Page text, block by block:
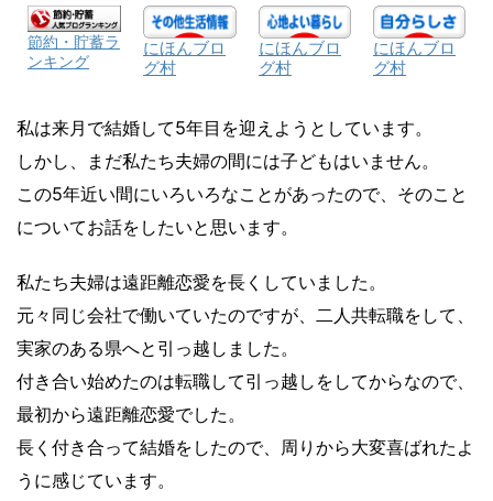
節約・貯蓄ラ
ンキング
にほんブロ
グ村
にほんブロ
グ村
にほんブロ
グ村
私は来月で結婚して5年目を迎えようとしています。
しかし、まだ私たち夫婦の間には子どもはいません。
この5年近い間にいろいろなことがあったので、そのこと
についてお話をしたいと思います。
私たち夫婦は遠距離恋愛を長くしていました。
元々同じ会社で働いていたのですが、二人共転職をして、
実家のある県へと引っ越しました。
付き合い始めたのは転職して引っ越しをしてからなので、
最初から遠距離恋愛でした。
長く付き合って結婚をしたので、周りから大変喜ばれたよ
うに感じています。